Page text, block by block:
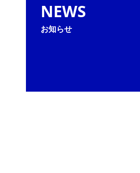
NEWS
お知らせ